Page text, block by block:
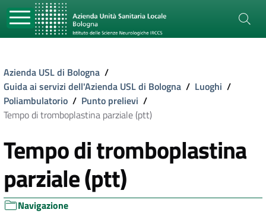
Azienda USL di Bologna /
Guida ai servizi dell'Azienda USL di Bologna / Luoghi /
Poliambulatorio / Punto prelievi /
Tempo di tromboplastina parziale (ptt)
Tempo di tromboplastina
parziale (ptt)
Navigazione